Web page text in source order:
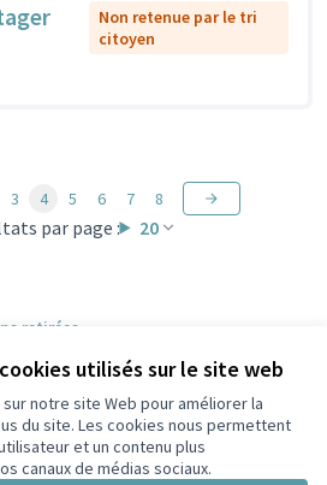
utilisés sur le site web
notre site Web pour améliorer la
du site. Les cookies nous permettent
et un contenu plus
canaux de médias sociaux.
Non retenue par le tri
citoyen
par page : 20
3 4 5 6 7 8
retirées
sur Facebook
sur Instagram
sur YouTube